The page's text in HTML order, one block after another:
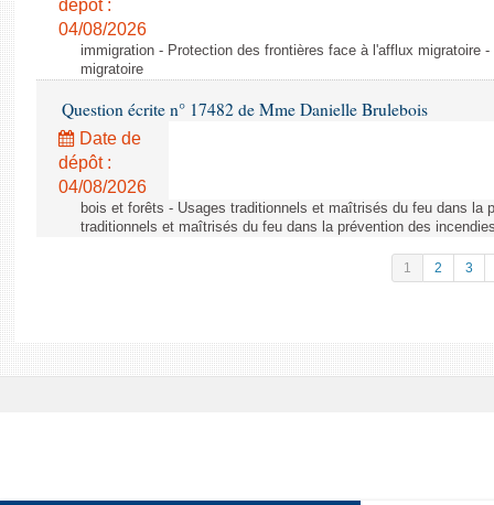
dépôt :
04/08/2026
immigration - Protection des frontières face à l'afflux migratoire
migratoire
Question écrite n° 17482 de Mme Danielle Brulebois
Date de
dépôt :
04/08/2026
bois et forêts - Usages traditionnels et maîtrisés du feu dans la
traditionnels et maîtrisés du feu dans la prévention des
1 2 3